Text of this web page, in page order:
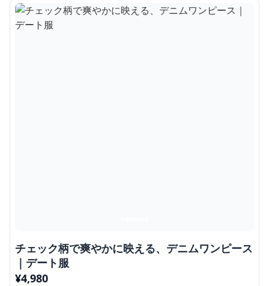
チェック柄で爽やかに映える、デニムワンピース
｜デート服
¥4,980